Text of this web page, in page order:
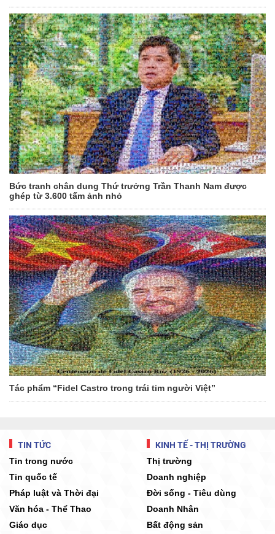
Bức tranh chân dung Thứ trưởng Trần Thanh Nam được
ghép từ 3.600 tấm ảnh nhỏ
Tác phẩm “Fidel Castro trong trái tim người Việt”
TIN TỨC
Tin trong nước
Tin quốc tế
Pháp luật và Thời đại
Văn hóa - Thể Thao
Giáo dục
KINH TẾ - THỊ TRƯỜNG
Thị trường
Doanh nghiệp
Đời sống - Tiêu dùng
Doanh Nhân
Bất động sản